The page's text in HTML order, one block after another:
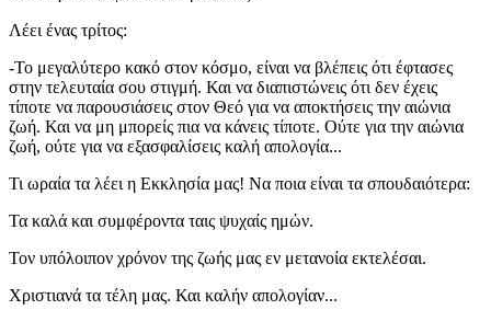
Λέει ένας τρίτος:
-Το μεγαλύτερο κακό στον κόσμο, είναι να βλέπεις ότι έφτασες
στην τελευταία σου στιγμή. Και να διαπιστώνεις ότι δεν έχεις
τίποτε να παρουσιάσεις στον Θεό για να αποκτήσεις την αιώνια
ζωή. Και να μη μπορείς πια να κάνεις τίποτε. Ούτε για την αιώνια
ζωή, ούτε για να εξασφαλίσεις καλή απολογία...
Τι ωραία τα λέει η Εκκλησία μας! Να ποια είναι τα σπουδαιότερα:
Τα καλά και συμφέροντα ταις ψυχαίς ημών.
Τον υπόλοιπον χρόνον της ζωής μας εν μετανοία εκτελέσαι.
Χριστιανά τα τέλη μας. Και καλήν απολογίαν...